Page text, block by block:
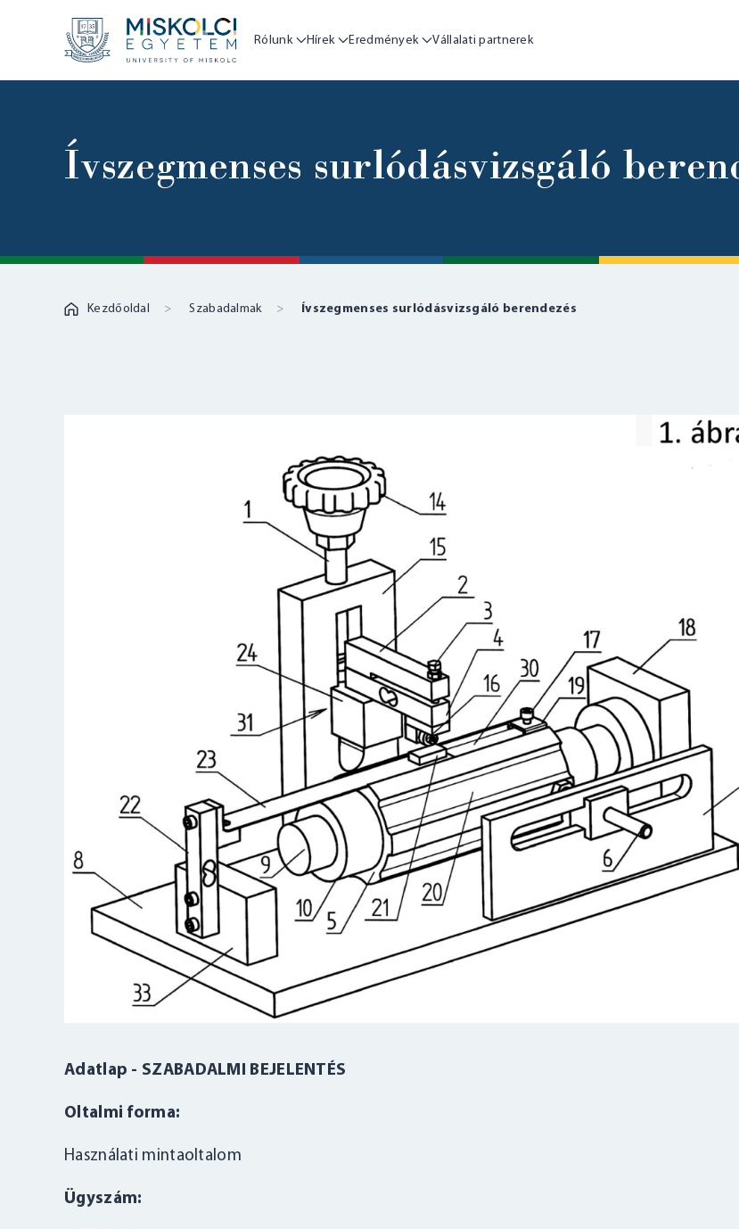
Rólunk Hírek Eredmények Vállalati partnerek
Ívszegmenses surlódásvizsgáló
Kezdőoldal Szabadalmak Ívszegmenses surlódásvizsgáló berendezés
Adatlap - SZABADALMI BEJELENTÉS
Oltalmi forma:
Használati mintaoltalom
Ügyszám: